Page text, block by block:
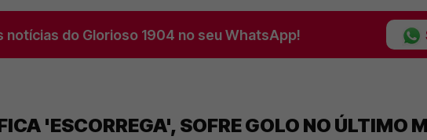
notícias do Glorioso 1904 no seu WhatsApp!
'ESCORREGA', SOFRE GOLO NO ÚLTIMO